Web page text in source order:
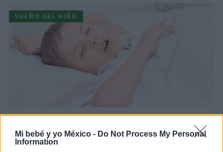
Mi bebé y yo México - Do Not Process My Personal
Information
SUEÑO DEL NIÑO
Ronquidos en niños: ¿cuándo preocuparse y
buscar ayuda médica?